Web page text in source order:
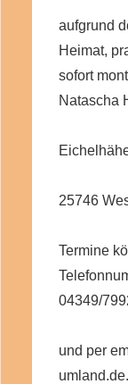
aufgrund
Heimat,
sofort
Natascha
25746
Termine
04349/
und per
umland.de.